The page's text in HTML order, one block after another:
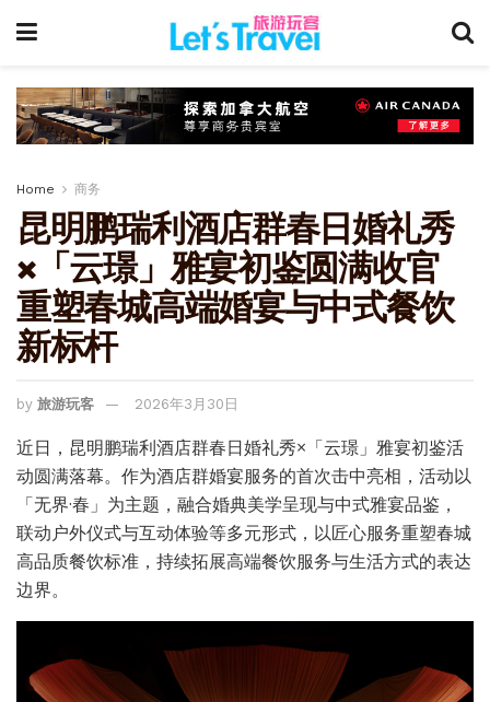
Home 商务
昆明鹏瑞利酒店群春日婚礼秀
×「云璟」雅宴初鉴圆满收官
重塑春城高端婚宴与中式餐饮
新标杆
by 旅游玩客 2026年3月30日
近日，昆明鹏瑞利酒店群春日婚礼秀×「云璟」雅宴初鉴活
动圆满落幕。作为酒店群婚宴服务的首次击中亮相，活动以
「无界·春」为主题，融合婚典美学呈现与中式雅宴品鉴，
联动户外仪式与互动体验等多元形式，以匠心服务重塑春城
高品质餐饮标准，持续拓展高端餐饮服务与生活方式的表达
边界。